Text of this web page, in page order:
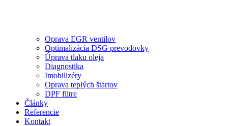
Oprava EGR ventilov
Optimalizácia DSG prevodovky
Úprava tlaku oleja
Diagnostika
Imobilizéry
Oprava teplých štartov
DPF filtre
Články
Referencie
Kontakt